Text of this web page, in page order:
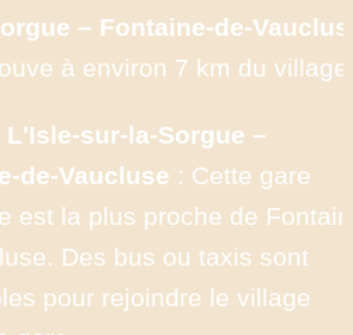
– Fontaine-de-
à environ 7 km du
L'Isle-sur-la-Sorgue –
de-Vaucluse : Cette gare
est la plus proche de
Des bus ou taxis sont
pour rejoindre le village